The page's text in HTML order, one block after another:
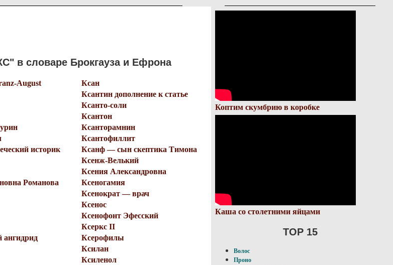
в словаре Брокгауза и Ефрона
August
Ксан
Ксантин дополнение к статье
Ксанто-соли
Ксантон
Ксанторамнин
Ксантофиллит
историк
Ксанф — сын скептика Тимона
Ксенж-Велький
Ксения Александровна
Романова
Ксеногамия
Ксенократ — врач
Ксенос
Ксенофонт Эфесский
Ксеркс II
ангидрид
Ксерофилы
Ксилан
Ксиленол
Коптим скумбрию в коробке
Каша со столетними яйцами
TOP 15
Волос
Проно